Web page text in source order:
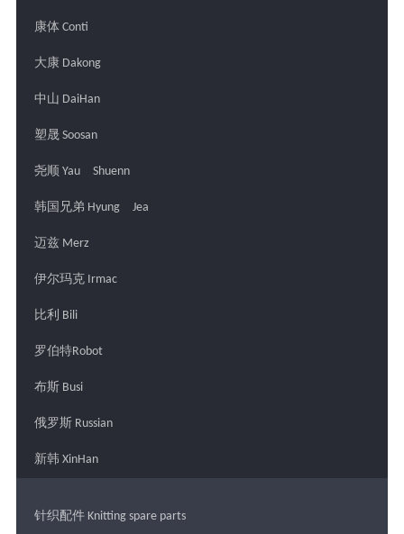
康体 Conti
大康 Dakong
中山 DaiHan
塑晟 Soosan
尧顺 Yau Shuenn
韩国兄弟 Hyung Jea
迈兹 Merz
伊尔玛克 Irmac
比利 Bili
罗伯特Robot
布斯 Busi
俄罗斯 Russian
新韩 XinHan
针织配件 Knitting spare parts